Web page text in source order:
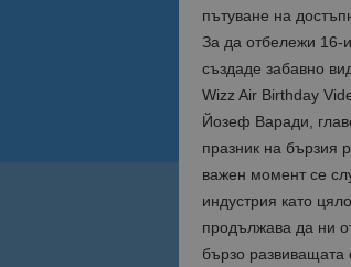
пътуване на
За да отбележи 16-
създаде забавно
Wizz Air Birthday
Йозеф Варади,
празник на бързия
важен момент се
индустрия като
продължава да ни
бързо